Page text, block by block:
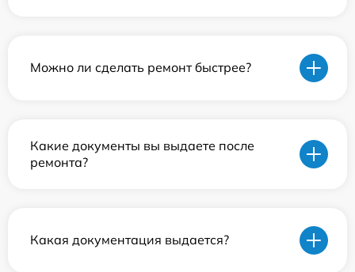
Можно ли сделать ремонт быстрее?
Какие документы вы выдаете после
ремонта?
Какая документация выдается?